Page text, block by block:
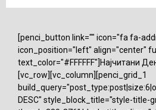
[penci_button link="" icon="fa fa-
icon_position="left" align="center"
text_color="#FFFFFF"]Најчитани
[vc_row][vc_column][penci_grid_1
DESC" style_block_title="style-title-